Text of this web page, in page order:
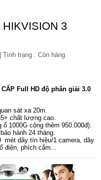
3
| Tình trạng : Còn hàng
Full HD độ phân giải 3.0
sát xa 20m.
chất lượng cao.
1000G cộng thêm 950.000đ).
hành 24 tháng.
mét dây tín hiệu/1 camera, dây
điện, phích cắm...